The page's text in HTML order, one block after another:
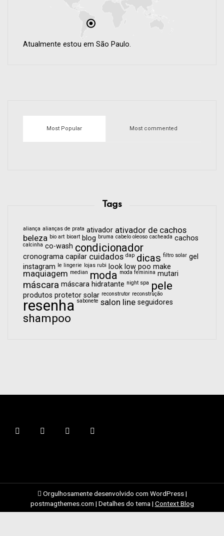
Atualmente estou em São Paulo.
Most Popular Most commented
Tags
aliança alianças de prata ativador ativador de cachos
beleza bio art bioart blog bruma cabelo oleoso cacheada cachos
calcinha co-wash condicionador
cronograma capilar cuidados dap dicas filtro solar gel
instagram
le lingerie lojas rubi look low poo make
maquiagem median moda moda feminina mutari
máscara máscara hidratante night spa pele
produtos protetor solar reconstrutor reconstrução
resenha sabonete salon line seguidores
shampoo
Orgulhosamente desenvolvido com WordPress|
postmagthemes.com | Detalhes do tema | Context Blog